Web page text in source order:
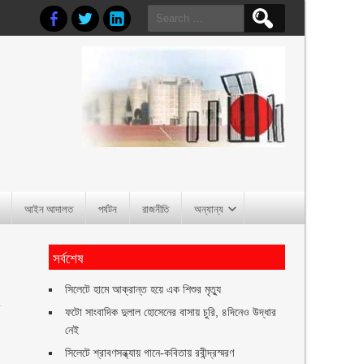
Search
for:
আইন আদালত পর্যটন রাজনীতি অন্যান্য
সর্বশেষ
সিলেটে হামে আক্রান্ত হয়ে এক শিশুর মৃত্যু
ফটো সাংবাদিক দুলাল হোসেনের বাসায় চুরি, ৪দিনেও উদ্ধার
নেই
সিলেটে শ্রাবণসন্ধ্যায় গানে-কবিতায় রবীন্দ্রস্মরণ